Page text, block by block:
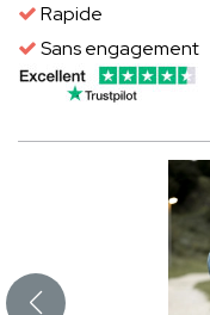
Rapide
Sans engagement